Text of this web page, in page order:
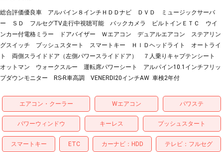
総合評価優良車 アルパイン８インチＨＤＤナビ ＤＶＤ ミュージックサーバ
ー ＳＤ フルセグTV走行中視聴可能 バックカメラ ビルトインＥＴＣ ウイ
ンカー付電格ミラー ドアバイザー Ｗエアコン デュアルエアコン ステアリン
グスイッチ プッシュスタート スマートキー ＨＩＤヘッドライト オートライ
ト 両側スライドドア（左側パワースライドドア） ７人乗りキャプテンシート
オットマン ウォークスルー 運転席パワーシート アルパイン10.1インチフリッ
プダウンモニター RS-R車高調 VENERDI20インチAW 車検2年付
エアコン・クーラー Wエアコン パワステ
パワーウィンドウ キーレス プッシュスタート
スマートキー ETC カーナビ HDD テレビ フルセグ